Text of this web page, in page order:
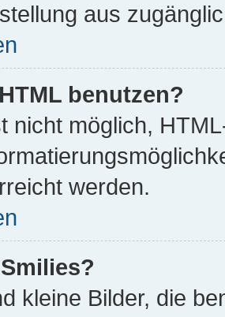
aus
benutzen?
nicht möglich,
werden.
kleine Bilder, die